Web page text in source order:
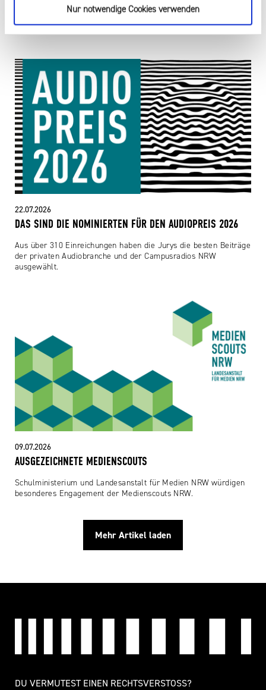
Nur notwendige Cookies verwenden
22.07.2026
DAS SIND DIE NOMINIERTEN FÜR DEN AUDIOPREIS 2026
Aus über 310 Einreichungen haben die Jurys die besten Beiträge
der privaten Audiobranche und der Campusradios NRW
ausgewählt.
09.07.2026
AUSGEZEICHNETE MEDIENSCOUTS
Schulministerium und Landesanstalt für Medien NRW würdigen
besonderes Engagement der Medienscouts NRW.
Mehr Artikel laden
DU VERMUTEST EINEN RECHTSVERSTOSS?